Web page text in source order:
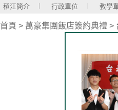
稻江簡介 行政單位 教學
首頁 > 萬豪集團飯店簽約典禮 >